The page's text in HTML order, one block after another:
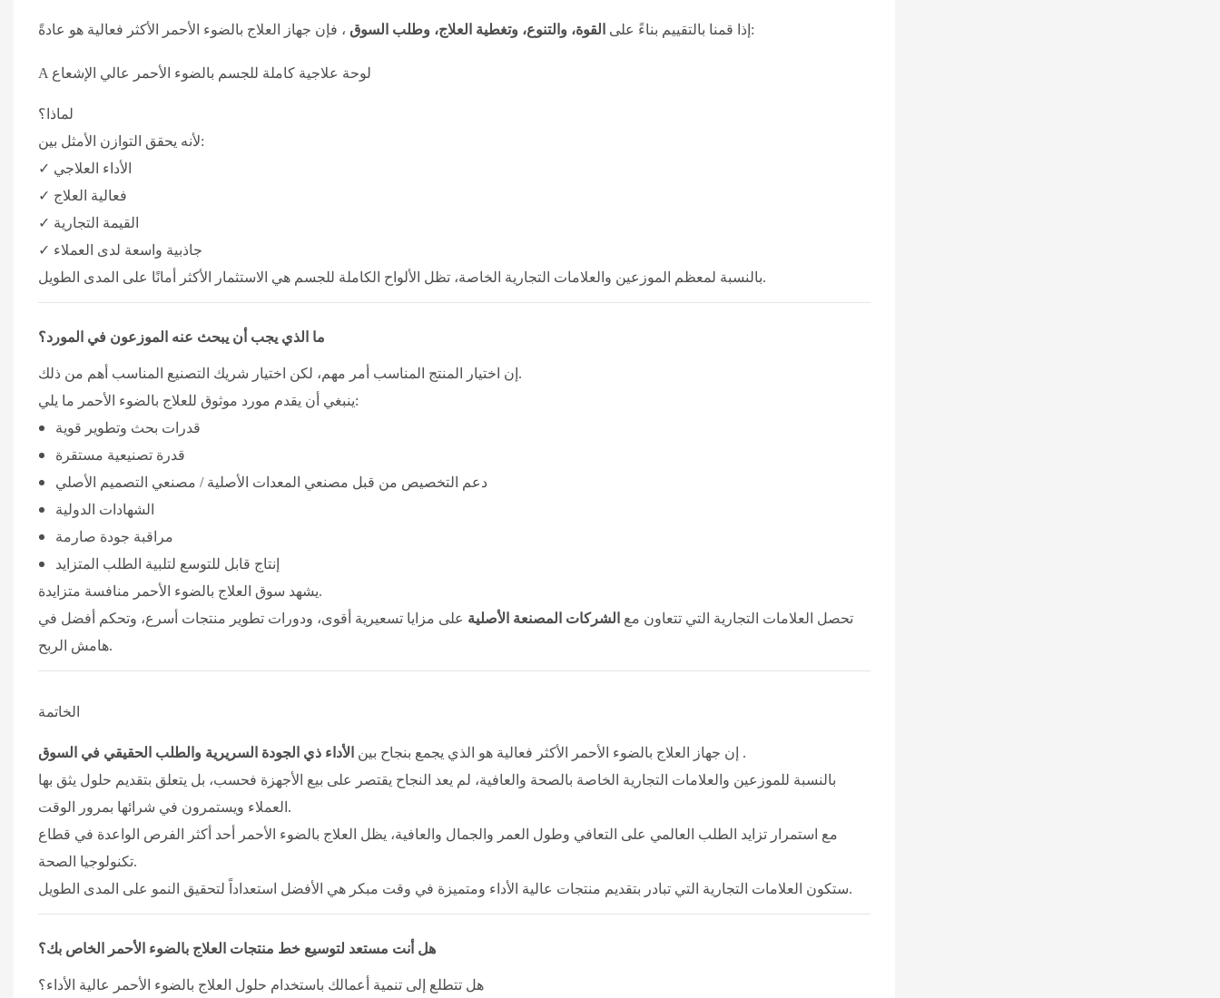
إذا قمنا بالتقييم بناءً على القوة، والتنوع، وتغطية العلاج، وطلب السوق ، فإن جهاز العلاج بالضوء الأحمر الأكثر فعالية هو عادةً:
A لوحة علاجية كاملة للجسم بالضوء الأحمر عالي الإشعاع
لماذا؟
لأنه يحقق التوازن الأمثل بين:
✓ الأداء العلاجي
✓ فعالية العلاج
✓ القيمة التجارية
✓ جاذبية واسعة لدى العملاء
بالنسبة لمعظم الموزعين والعلامات التجارية الخاصة، تظل الألواح الكاملة للجسم هي الاستثمار الأكثر أمانًا على المدى الطويل.
ما الذي يجب أن يبحث عنه الموزعون في المورد؟
إن اختيار المنتج المناسب أمر مهم، لكن اختيار شريك التصنيع المناسب أهم من ذلك.
ينبغي أن يقدم مورد موثوق للعلاج بالضوء الأحمر ما يلي:
قدرات بحث وتطوير قوية
قدرة تصنيعية مستقرة
دعم التخصيص من قبل مصنعي المعدات الأصلية / مصنعي التصميم الأصلي
الشهادات الدولية
مراقبة جودة صارمة
إنتاج قابل للتوسع لتلبية الطلب المتزايد
يشهد سوق العلاج بالضوء الأحمر منافسة متزايدة.
تحصل العلامات التجارية التي تتعاون مع الشركات المصنعة الأصلية على مزايا تسعيرية أقوى، ودورات تطوير منتجات أسرع، وتحكم أفضل في
هامش الربح.
الخاتمة
إن جهاز العلاج بالضوء الأحمر الأكثر فعالية هو الذي يجمع بنجاح بين الأداء ذي الجودة السريرية والطلب الحقيقي في السوق
.
بالنسبة للموزعين والعلامات التجارية الخاصة بالصحة والعافية، لم يعد النجاح يقتصر على بيع الأجهزة فحسب، بل يتعلق بتقديم حلول يثق بها
العملاء ويستمرون في شرائها بمرور الوقت.
مع استمرار تزايد الطلب العالمي على التعافي وطول العمر والجمال والعافية، يظل العلاج بالضوء الأحمر أحد أكثر الفرص الواعدة في قطاع
تكنولوجيا الصحة.
ستكون العلامات التجارية التي تبادر بتقديم منتجات عالية الأداء ومتميزة في وقت مبكر هي الأفضل استعداداً لتحقيق النمو على المدى الطويل.
هل أنت مستعد لتوسيع خط منتجات العلاج بالضوء الأحمر الخاص بك؟
هل تتطلع إلى تنمية أعمالك باستخدام حلول العلاج بالضوء الأحمر عالية الأداء؟